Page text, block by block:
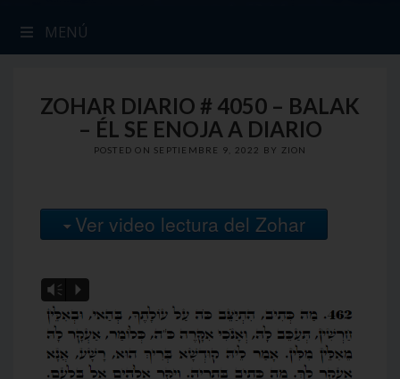
MENÚ
ZOHAR DIARIO # 4050 – BALAK
– ÉL SE ENOJA A DIARIO
POSTED ON SEPTIEMBRE 9, 2022 BY ZION
Ver video lectura del Zohar
Vm P